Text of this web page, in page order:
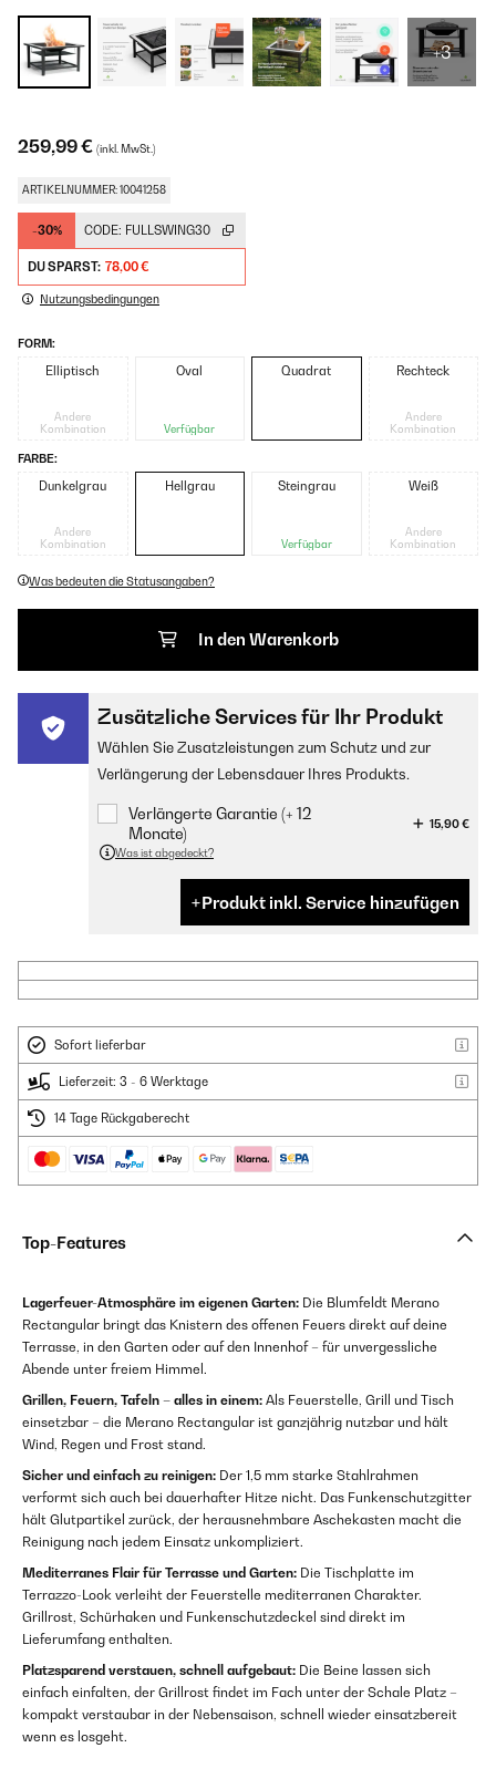
+3
259,99 € (inkl. MwSt.)
ARTIKELNUMMER: 10041258
-30% CODE: FULLSWING30
DU SPARST: 78,00 €
Nutzungsbedingungen
FORM:
Elliptisch
Andere
Kombination
Oval
Verfügbar
Quadrat Rechteck
Andere
Kombination
FARBE:
Dunkelgrau
Andere
Kombination
Hellgrau Steingrau
Verfügbar
Weiß
Andere
Kombination
Was bedeuten die Statusangaben?
In den Warenkorb
Zusätzliche Services für Ihr Produkt
Wählen Sie Zusatzleistungen zum Schutz und zur
Verlängerung der Lebensdauer Ihres Produkts.
Verlängerte Garantie (+ 12
Monate)
15,90 €
Was ist abgedeckt?
Produkt inkl. Service hinzufügen
Sofort lieferbar
Lieferzeit: 3 - 6 Werktage
14 Tage Rückgaberecht
Top-Features
Lagerfeuer-Atmosphäre im eigenen Garten: Die Blumfeldt Merano
Rectangular bringt das Knistern des offenen Feuers direkt auf deine
Terrasse, in den Garten oder auf den Innenhof – für unvergessliche
Abende unter freiem Himmel.
Grillen, Feuern, Tafeln – alles in einem: Als Feuerstelle, Grill und Tisch
einsetzbar – die Merano Rectangular ist ganzjährig nutzbar und hält
Wind, Regen und Frost stand.
Sicher und einfach zu reinigen: Der 1,5 mm starke Stahlrahmen
verformt sich auch bei dauerhafter Hitze nicht. Das Funkenschutzgitter
hält Glutpartikel zurück, der herausnehmbare Aschekasten macht die
Reinigung nach jedem Einsatz unkompliziert.
Mediterranes Flair für Terrasse und Garten: Die Tischplatte im
Terrazzo-Look verleiht der Feuerstelle mediterranen Charakter.
Grillrost, Schürhaken und Funkenschutzdeckel sind direkt im
Lieferumfang enthalten.
Platzsparend verstauen, schnell aufgebaut: Die Beine lassen sich
einfach einfalten, der Grillrost findet im Fach unter der Schale Platz –
kompakt verstaubar in der Nebensaison, schnell wieder einsatzbereit
wenn es losgeht.